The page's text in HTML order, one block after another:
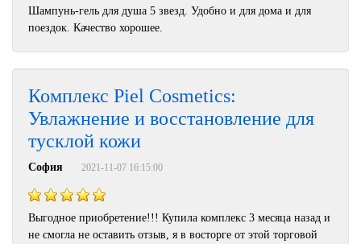
Шампунь-гель для душа 5 звезд. Удобно и для дома и для
поездок. Качество хорошее.
Комплекс Piel Cosmetics:
Увлажнение и восстановление для
тусклой кожи
София 2021-11-07 16:15:00
Выгодное приобретение!!! Купила комплекс 3 месяца назад и
не смогла не оставить отзыв, я в восторге от этой торговой